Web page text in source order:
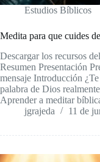
Estudios Bíblicos
Medita para que cuides
Descargar los recursos
Resumen Presentación
mensaje Introducción
palabra de Dios
Aprender a meditar
jgrajeda
11 de